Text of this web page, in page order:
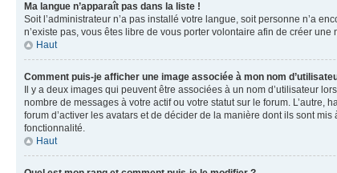
Ma langue n’apparaît pas dans la liste !
Soit l’administrateur n’a pas installé votre langue, soit personne n’a
n’existe pas, vous êtes libre de vous porter volontaire afin de créer
Haut
Comment puis-je afficher une image associée à mon nom
Il y a deux images qui peuvent être associées à un nom d’utilisateur
nombre de messages à votre actif ou votre statut sur le forum. L’autre,
forum d’activer les avatars et de décider de la manière dont ils sont
fonctionnalité.
Haut